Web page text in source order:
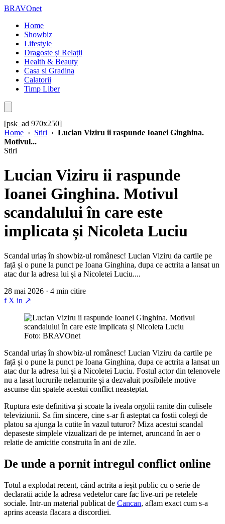
BRAVOnet
Home
Showbiz
Lifestyle
Dragoste și Relații
Health & Beauty
Casa si Gradina
Calatorii
Timp Liber
[psk_ad 970x250]
Home › Stiri › Lucian Viziru ii raspunde Ioanei Ginghina.
Motivul...
Stiri
Lucian Viziru ii raspunde
Ioanei Ginghina. Motivul
scandalului în care este
implicata și Nicoleta Luciu
Scandal uriaș în showbiz-ul românesc! Lucian Viziru da cartile pe
față și o pune la punct pe Ioana Ginghina, dupa ce actrita a lansat un
atac dur la adresa lui și a Nicoletei Luciu....
28 mai 2026 · 4 min citire
f X in ↗
Foto: BRAVOnet
Scandal uriaș în showbiz-ul românesc! Lucian Viziru da cartile pe
față și o pune la punct pe Ioana Ginghina, dupa ce actrita a lansat un
atac dur la adresa lui și a Nicoletei Luciu. Fostul actor din telenovele
nu a lasat lucrurile nelamurite și a dezvaluit posibilele motive
ascunse din spatele acestui conflict neasteptat.
Ruptura este definitiva și scoate la iveala orgolii ranite din culisele
televiziunii. Sa fim sincere, cine s-ar fi asteptat ca fostii colegi de
platou sa ajunga la cutite în vazul tuturor? Miza acestui scandal
depaseste simplele vizualizari de pe internet, aruncand în aer o
relatie de amicitie construita în ani de zile.
De unde a pornit intregul conflict online
Totul a explodat recent, când actrita a ieșit public cu o serie de
declaratii acide la adresa vedetelor care fac live-uri pe retelele
sociale. Intr-un material publicat de Cancan, aflam exact cum s-a
aprins aceasta flacara a discordiei.